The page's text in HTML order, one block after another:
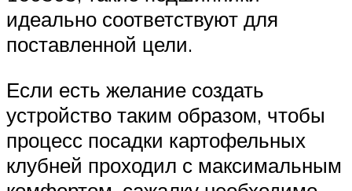
идеально соответствуют для
поставленной цели.
Если есть желание создать
устройство таким образом, чтобы
процесс посадки картофельных
клубней проходил с максимальным